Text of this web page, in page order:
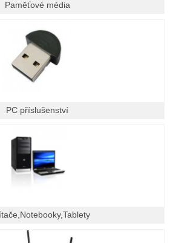
Paměťové média
PC příslušenství